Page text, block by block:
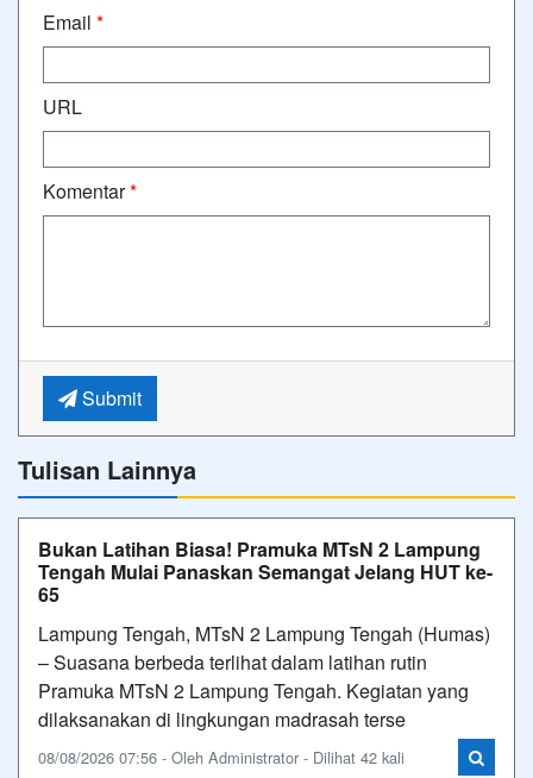
Email *
URL
Komentar*
Submit
Tulisan Lainnya
Bukan Latihan Biasa! Pramuka MTsN 2 Lampung
Tengah Mulai Panaskan Semangat Jelang HUT ke-
65
Lampung Tengah, MTsN 2 Lampung Tengah (Humas)
– Suasana berbeda terlihat dalam latihan rutin
Pramuka MTsN 2 Lampung Tengah. Kegiatan yang
dilaksanakan di lingkungan madrasah terse
08/08/2026 07:56 - Oleh Administrator - Dilihat 42 kali